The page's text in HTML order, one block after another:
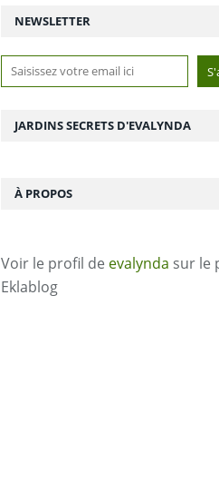
NEWSLETTER
JARDINS SECRETS D'EVALYNDA
À PROPOS
Voir le profil de evalynda sur le
Eklablog